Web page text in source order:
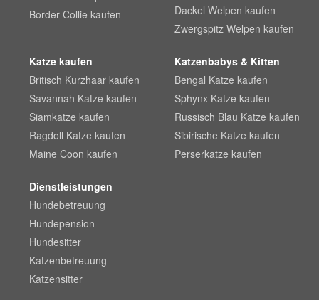
Border Collie kaufen
Dackel Welpen kaufen
Zwergspitz Welpen kaufen
Katze kaufen
Britisch Kurzhaar kaufen
Savannah Katze kaufen
Siamkatze kaufen
Ragdoll Katze kaufen
Maine Coon kaufen
Katzenbabys & Kitten
Bengal Katze kaufen
Sphynx Katze kaufen
Russisch Blau Katze kaufen
Sibirische Katze kaufen
Perserkatze kaufen
Dienstleistungen
Hundebetreuung
Hundepension
Hundesitter
Katzenbetreuung
Katzensitter